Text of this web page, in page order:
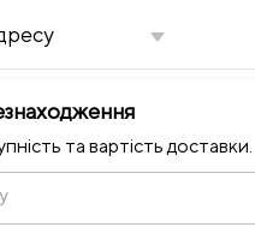
та вартість доставки.